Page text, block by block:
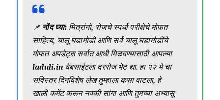
📌 नोंद घ्या: मित्रांनो, रोजचे स्पर्धा परीक्षेचे मोफत
साहित्य, चालू घडामोडी आणि सर्व चालू घडामोडींचे
मोफत अपडेट्स सर्वात आधी मिळवण्यासाठी आपल्या
laduli.in वेबसाईटला दररोज भेट द्या. हा २२ मे चा
सविस्तर दिनविशेष लेख तुम्हाला कसा वाटला, हे
खाली कमेंट करून नक्की सांगा आणि तुमच्या अभ्यासू